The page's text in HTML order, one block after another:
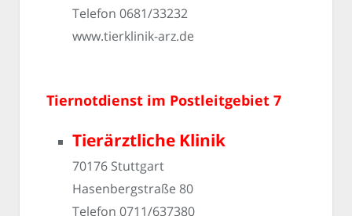
Telefon 0681/33232
www.tierklinik-arz.de
Tiernotdienst im Postleitgebiet 7
Tierärztliche Klinik
70176 Stuttgart
Hasenbergstraße 80
Telefon 0711/637380